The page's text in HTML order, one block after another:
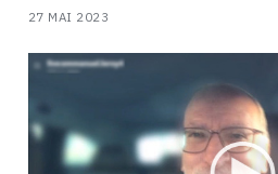
27 MAI 2023